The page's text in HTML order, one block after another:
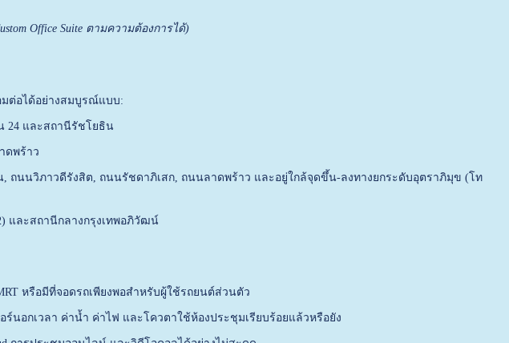
Office Suite ตามความต้องการได้)
ต่อได้อย่างสมบูรณ์แบบ:
24 และสถานีรัชโยธิน
ดพร้าว
ถนนวิภาวดีรังสิต, ถนนรัชดาภิเสก, ถนนลาดพร้าว และอยู่ใกล้จุดขึ้น-ลงทางยกระดับอุตราภิมุข (โท
และสถานีกลางกรุงเทพอภิวัฒน์
หรือมีที่จอดรถเพียงพอสำหรับผู้ใช้รถยนต์ส่วนตัว
นอกเวลา ค่าน้ำ ค่าไฟ และโควตาใช้ห้องประชุมเรียบร้อยแล้วหรือยัง